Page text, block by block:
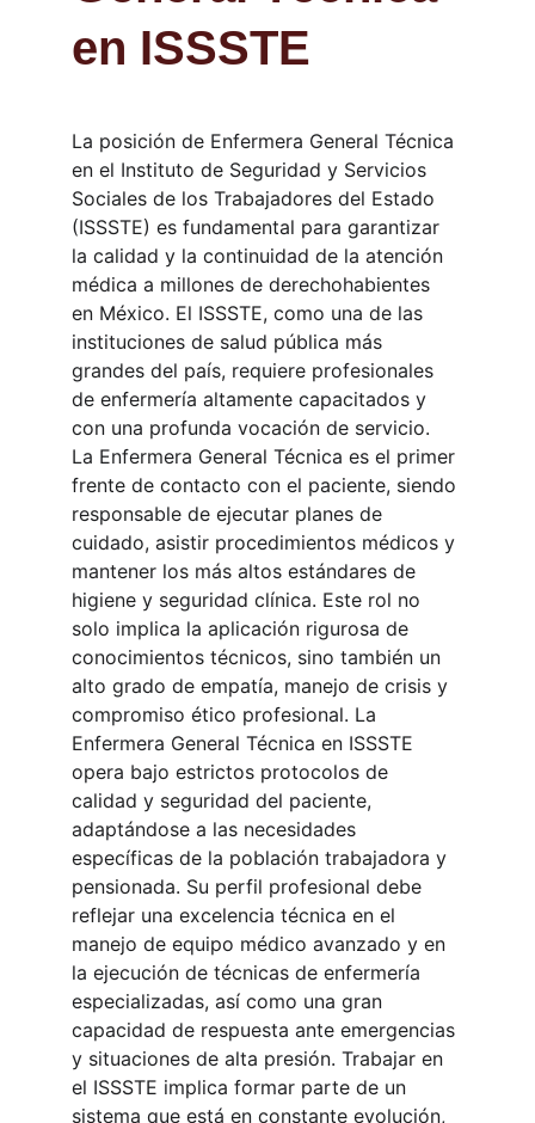
en ISSSTE
La posición de Enfermera General Técnica
en el Instituto de Seguridad y Servicios
Sociales de los Trabajadores del Estado
(ISSSTE) es fundamental para garantizar
la calidad y la continuidad de la atención
médica a millones de derechohabientes
en México. El ISSSTE, como una de las
instituciones de salud pública más
grandes del país, requiere profesionales
de enfermería altamente capacitados y
con una profunda vocación de servicio.
La Enfermera General Técnica es el primer
frente de contacto con el paciente, siendo
responsable de ejecutar planes de
cuidado, asistir procedimientos médicos y
mantener los más altos estándares de
higiene y seguridad clínica. Este rol no
solo implica la aplicación rigurosa de
conocimientos técnicos, sino también un
alto grado de empatía, manejo de crisis y
compromiso ético profesional. La
Enfermera General Técnica en ISSSTE
opera bajo estrictos protocolos de
calidad y seguridad del paciente,
adaptándose a las necesidades
específicas de la población trabajadora y
pensionada. Su perfil profesional debe
reflejar una excelencia técnica en el
manejo de equipo médico avanzado y en
la ejecución de técnicas de enfermería
especializadas, así como una gran
capacidad de respuesta ante emergencias
y situaciones de alta presión. Trabajar en
el ISSSTE implica formar parte de un
sistema que está en constante evolución,